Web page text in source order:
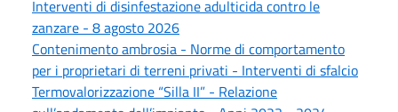
Interventi di disinfestazione adulticida contro le
zanzare - 8 agosto 2026
Contenimento ambrosia - Norme di comportamento
per i proprietari di terreni privati - Interventi di sfalcio
Termovalorizzazione “Silla II” - Relazione